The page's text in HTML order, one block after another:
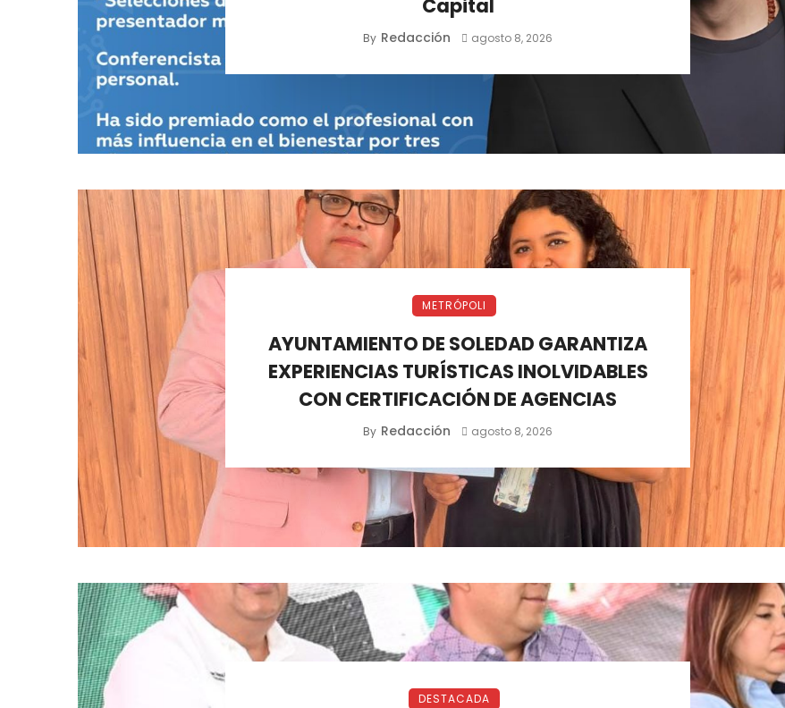
Capital
By Redacción agosto 8, 2026
METRÓPOLI
AYUNTAMIENTO DE SOLEDAD GARANTIZA
EXPERIENCIAS TURÍSTICAS INOLVIDABLES
CON CERTIFICACIÓN DE AGENCIAS
By Redacción agosto 8, 2026
DESTACADA